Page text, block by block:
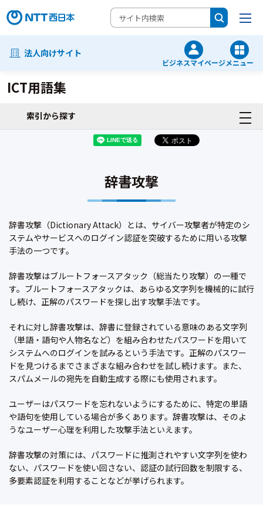
法人向けサイト
ビジネスマイページメニュー
ICT用語集
索引から探す
辞書攻撃
辞書攻撃（Dictionary Attack）とは、サイバー攻撃者が特定のシ
ステムやサービスへのログイン認証を突破するために用いる攻撃
手法の一つです。
辞書攻撃はブルートフォースアタック（総当たり攻撃）の一種で
す。ブルートフォースアタックは、あらゆる文字列を機械的に試行
し続け、正解のパスワードを探し出す攻撃手法です。
それに対し辞書攻撃は、辞書に登録されている意味のある文字列
（単語・語句や人物名など）を組み合わせたパスワードを用いて
システムへのログインを試みるという手法です。正解のパスワー
ドを見つけるまでさまざまな組み合わせを試し続けます。また、
スパムメールの宛先を自動生成する際にも使用されます。
ユーザーはパスワードを忘れないようにするために、特定の単語
や語句を使用している場合が多くあります。辞書攻撃は、そのよ
うなユーザー心理を利用した攻撃手法といえます。
辞書攻撃の対策には、パスワードに推測されやすい文字列を使わ
ない、パスワードを使い回さない、認証の試行回数を制限する、
多要素認証を利用することなどが挙げられます。